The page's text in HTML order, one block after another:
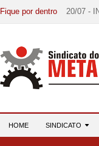
Fique por dentro 20/07 -
07/07 -
03/08 -
HOME SINDICATO